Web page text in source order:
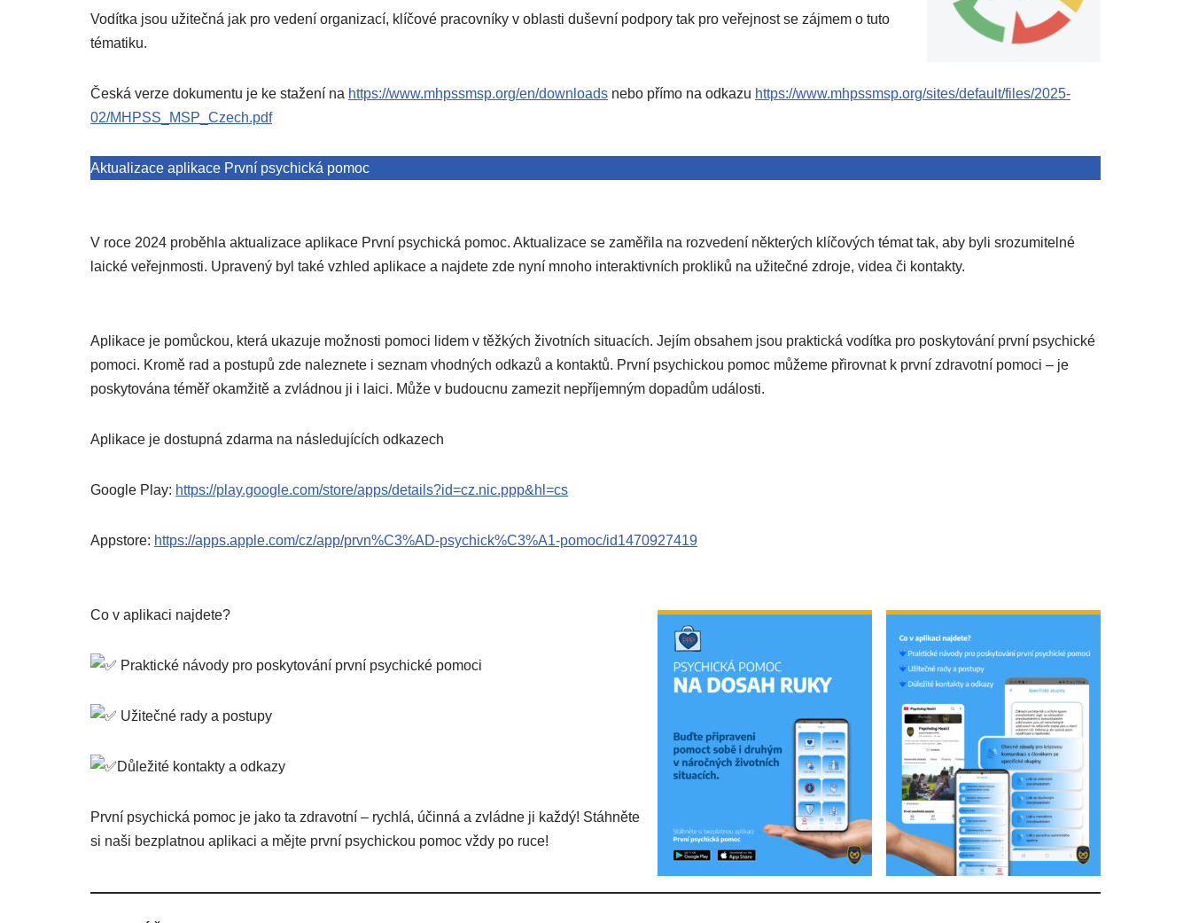
Vodítka jsou užitečná jak pro vedení organizací, klíčové pracovníky v oblasti duševní podpory tak pro veřejnost se zájmem o tuto
tématiku.
Česká verze dokumentu je ke stažení na https://www.mhpssmsp.org/en/downloads nebo přímo na odkazu https://www.mhpssmsp.org/sites/default/files/2025-
02/MHPSS_MSP_Czech.pdf
Aktualizace aplikace První psychická pomoc
V roce 2024 proběhla aktualizace aplikace První psychická pomoc. Aktualizace se zaměřila na rozvedení některých klíčových témat tak, aby byli srozumitelné
laické veřejnmosti. Upravený byl také vzhled aplikace a najdete zde nyní mnoho interaktivních prokliků na užitečné zdroje, videa či kontakty.
Aplikace je pomůckou, která ukazuje možnosti pomoci lidem v těžkých životních situacích. Jejím obsahem jsou praktická vodítka pro poskytování první psychické
pomoci. Kromě rad a postupů zde naleznete i seznam vhodných odkazů a kontaktů. První psychickou pomoc můžeme přirovnat k první zdravotní pomoci – je
poskytována téměř okamžitě a zvládnou ji i laici. Může v budoucnu zamezit nepříjemným dopadům události.
Aplikace je dostupná zdarma na následujících odkazech
Google Play: https://play.google.com/store/apps/details?id=cz.nic.ppp&hl=cs
Appstore: https://apps.apple.com/cz/app/prvn%C3%AD-psychick%C3%A1-pomoc/id1470927419
Co v aplikaci najdete?
Praktické návody pro poskytování první psychické pomoci
Užitečné rady a postupy
Důležité kontakty a odkazy
První psychická pomoc je jako ta zdravotní – rychlá, účinná a zvládne ji každý! Stáhněte
si naši bezplatnou aplikaci a mějte první psychickou pomoc vždy po ruce!